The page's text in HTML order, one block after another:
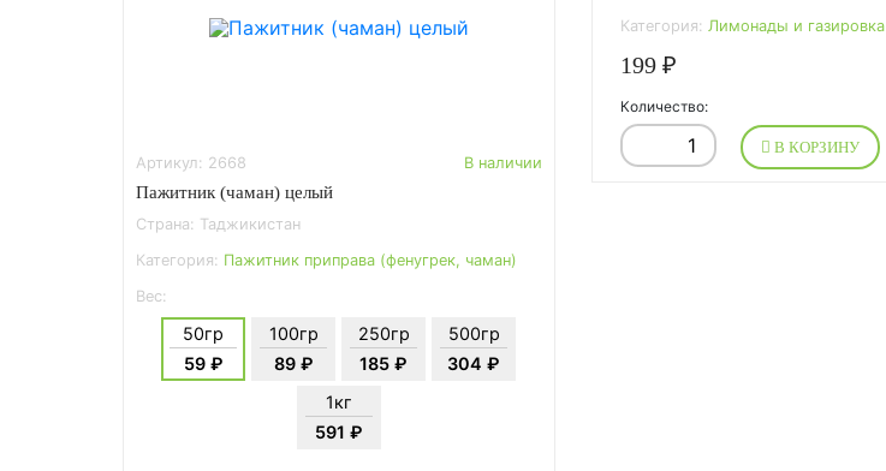
Артикул: 2668 В наличии
Пажитник (чаман) целый
Страна: Таджикистан
Категория: Пажитник приправа (фенугрек, чаман)
Вес:
50гр
59 ₽
100гр
89 ₽
250гр
185 ₽
500гр
304 ₽
1кг
591 ₽
Категория: Лимонады и газировка
199 ₽
Количество:
В КОРЗИНУ